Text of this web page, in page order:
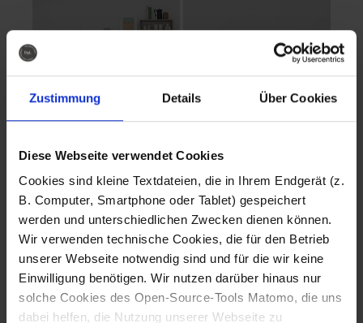
Zustimmung Details Über Cookies
Diese Webseite verwendet Cookies
Cookies sind kleine Textdateien, die in Ihrem Endgerät (z.
B. Computer, Smartphone oder Tablet) gespeichert
werden und unterschiedlichen Zwecken dienen können.
Wir verwenden technische Cookies, die für den Betrieb
unserer Webseite notwendig sind und für die wir keine
Einwilligung benötigen. Wir nutzen darüber hinaus nur
solche Cookies des Open-Source-Tools Matomo, die uns
dabei helfen, die Nutzung unserer Webseite zu
Fotografo: Lorenz
Sternbach
Download
Fotografo: Lorenz
Sternbach
Download